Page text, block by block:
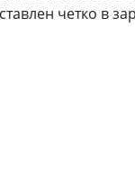
четко в